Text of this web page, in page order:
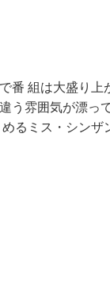
番 組は大盛り上
う雰囲気が漂っ
るミス・シンザ